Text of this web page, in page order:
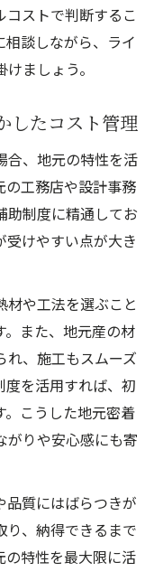
ストで判断するこ
相談しながら、ライ
ましょう。
したコスト管理
合、地元の特性を活
の工務店や設計事務
助制度に精通してお
受けやすい点が大き
や工法を選ぶこと
。また、地元産の材
れ、施工もスムーズ
度を活用すれば、初
こうした地元密着
がりや安心感にも寄
品質にはばらつきが
り、納得できるまで
の特性を最大限に活